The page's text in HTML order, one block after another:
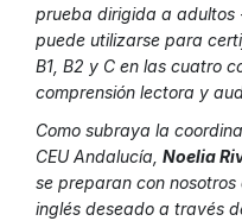
prueba dirigida a adultos
puede utilizarse para
B1, B2 y C en las cuatro
comprensión lectora y
Como subraya la
CEU Andalucía, Noelia
se preparan con
inglés deseado a través